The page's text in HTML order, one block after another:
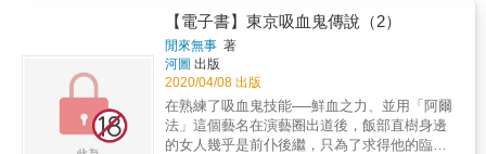
【電子書】東京吸血鬼傳說（2）
閒來無事 著
河圖 出版
2020/04/08 出版
在熟練了吸血鬼技能──鮮血之力、並用「阿爾
法」這個藝名在演藝圈出道後，飯部直樹身邊
的女人幾乎是前仆後繼，只為了求得他的臨